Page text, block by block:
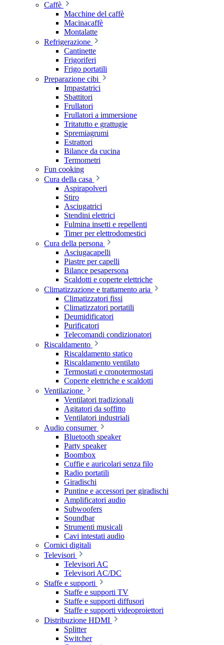
Caffè
Macchine del caffè
Macinacaffè
Montalatte
Refrigerazione
Cantinette
Frigoriferi
Frigo portatili
Preparazione cibi
Impastatrici
Sbattitori
Frullatori
Frullatori a immersione
Tritatutto e grattugie
Spremiagrumi
Estrattori
Bilance da cucina
Termometri
Fun cooking
Cura della casa
Aspirapolveri
Stiro
Asciugatrici
Stendini elettrici
Fulmina insetti e repellenti
Timer per elettrodomestici
Cura della persona
Asciugacapelli
Piastre per capelli
Bilance pesapersona
Scaldotti e coperte elettriche
Climatizzazione e trattamento aria
Climatizzatori fissi
Climatizzatori portatili
Deumidificatori
Purificatori
Telecomandi condizionatori
Riscaldamento
Riscaldamento statico
Riscaldamento ventilato
Termostati e cronotermostati
Coperte elettriche e scaldotti
Ventilazione
Ventilatori tradizionali
Agitatori da soffitto
Ventilatori industriali
Audio consumer
Bluetooth speaker
Party speaker
Boombox
Cuffie e auricolari senza filo
Radio portatili
Giradischi
Puntine e accessori per giradischi
Amplificatori audio
Subwoofers
Soundbar
Strumenti musicali
Cavi intestati audio
Cornici digitali
Televisori
Televisori AC
Televisori AC/DC
Staffe e supporti
Staffe e supporti TV
Staffe e supporti diffusori
Staffe e supporti videoproiettori
Distribuzione HDMI
Splitter
Switcher